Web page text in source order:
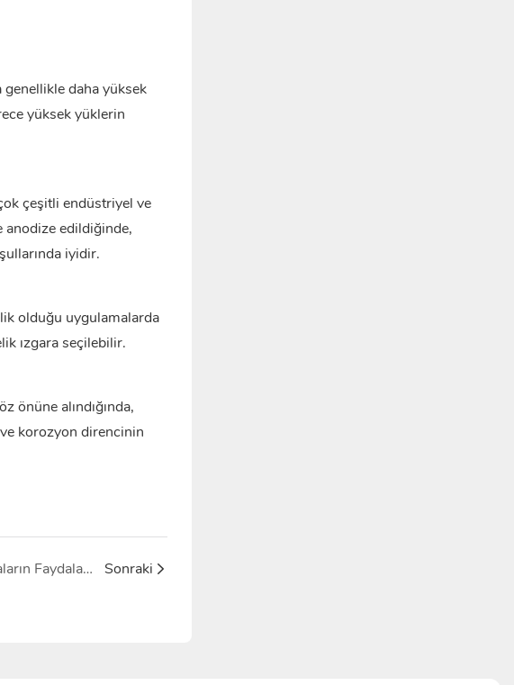
genellikle daha yüksek
yüksek yüklerin
çeşitli endüstriyel ve
anodize edildiğinde,
iyidir.
olduğu uygulamalarda
ızgara seçilebilir.
önüne alındığında,
korozyon direncinin
Üretimde Delikli Alüminyum Levhaların Faydalarını ve Uygulamalarını Keşfetmek Sonraki